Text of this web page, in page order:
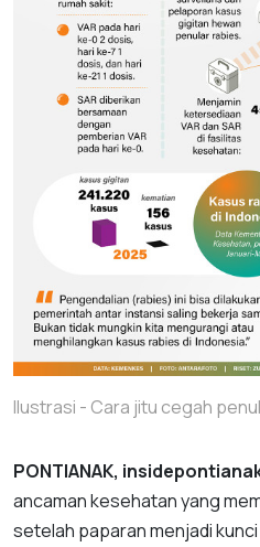
Ilustrasi - Cara jitu cegah
PONTIANAK,
ancaman kesehatan yang
setelah paparan menjadi